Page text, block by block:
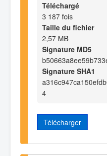
Téléchargé
3 187 fois
Taille du fichier
2,57 MB
Signature MD5
Signature SHA1
4
Télécharger